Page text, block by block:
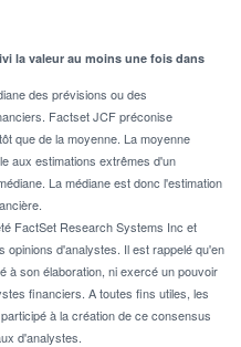
la valeur au moins une fois dans
des prévisions ou des
Factset JCF préconise
que de la moyenne. La moyenne
aux estimations extrêmes d'un
La médiane est donc l'estimation
FactSet Research Systems Inc et
opinions d'analystes. Il est rappelé qu'en
à son élaboration, ni exercé un pouvoir
financiers. A toutes fins utiles, les
à la création de ce consensus
d'analystes.